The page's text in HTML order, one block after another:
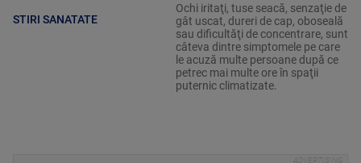
STIRI SANATATE
Ochi iritaţi, tuse seacă, senzaţie de
gât uscat, dureri de cap, oboseală
sau dificultăţi de concentrare, sunt
câteva dintre simptomele pe care
le acuză multe persoane după ce
petrec mai multe ore în spaţii
puternic climatizate.